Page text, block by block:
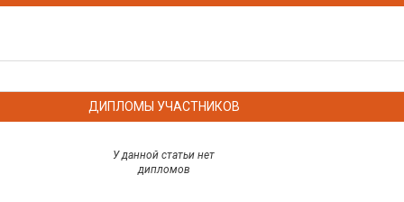
ДИПЛОМЫ УЧАСТНИКОВ
У данной статьи нет
дипломов